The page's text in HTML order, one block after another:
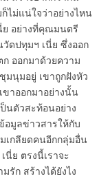
ไม่แน่ใจว่าอย่างไหน
ย อย่างที่คุณมนตรี
ดปทุมฯ เนี่ย ซึ่งออก
ออกมาด้วยความ
มนุมอยู่ เขาถูกฝังหัว
ขาออกมาอย่างนั้น
นตัวสะท้อนอย่าง
อมูลข่าวสารให้กับ
เกลียดคนอีกกลุ่มอื่น
นี่ย ตรงนี้เราจะ
รัก สร้างได้ยังไง